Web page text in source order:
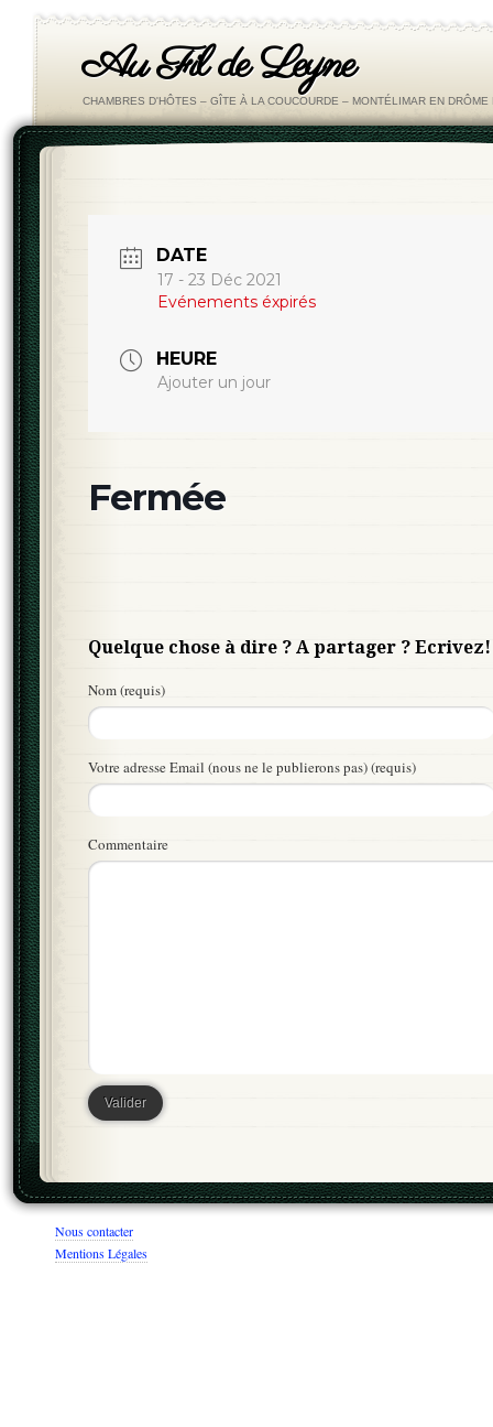
Au Fil de Leyne
CHAMBRES D'HÔTES – GÎTE À LA COUCOURDE – MONTÉLIMAR EN DRÔME
DATE
17 - 23 Déc 2021
Evénements éxpirés
HEURE
Ajouter un jour
Fermée
Quelque chose à dire ? A partager ? Ecrivez!
Nom (requis)
Votre adresse Email (nous ne le publierons pas) (requis)
Commentaire
Nous contacter
Mentions Légales